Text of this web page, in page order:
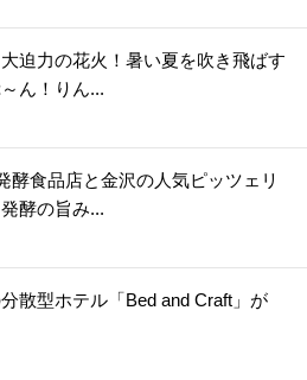
迫力の花火！暑い夏を吹き飛ばす
ん！りん...
酵食品店と金沢の人気ピッツェリ
酵の旨み...
散型ホテル「Bed and Craft」が